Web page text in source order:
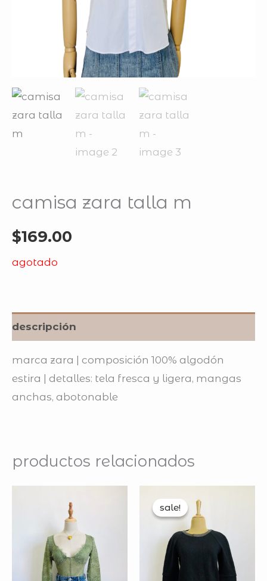
camisa zara talla m
$169.00
agotado
descripción
marca zara | composición 100% algodón
estira | detalles: tela fresca y ligera, mangas
anchas, abotonable
productos relacionados
sale!
sale!
price
was:
$200.00.